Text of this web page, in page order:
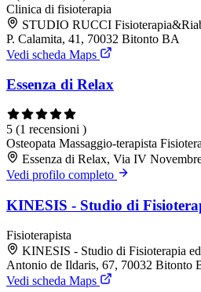
Clinica di fisioterapia
STUDIO RUCCI
P. Calamita, 41, 70032 Bitonto BA
Vedi scheda Maps
Essenza di Relax
5 (1 recensioni )
Osteopata Massaggio-terapista
Essenza di Relax, Via IV
Vedi profilo completo
KINESIS - Studio di
Fisioterapista
KINESIS - Studio di Fisioterapia
Antonio de Ildaris, 67, 70032 Bitonto
Vedi scheda Maps